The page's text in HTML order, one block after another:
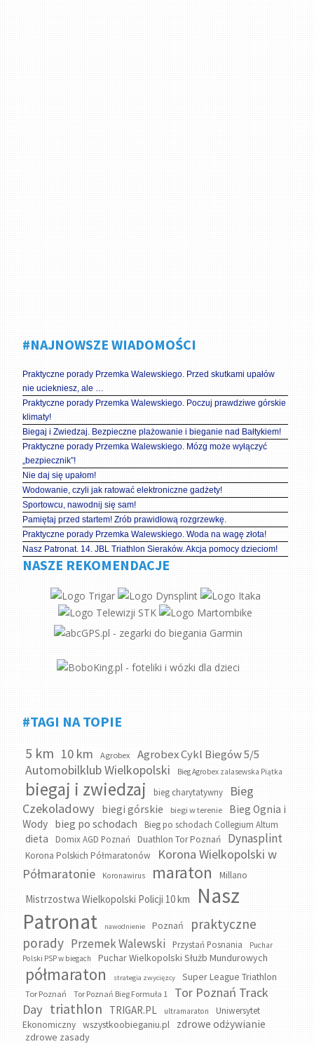
#NAJNOWSZE WIADOMOŚCI
Praktyczne porady Przemka Walewskiego. Przed skutkami upałów
nie uciekniesz, ale …
Praktyczne porady Przemka Walewskiego. Poczuj prawdziwe górskie
klimaty!
Biegaj i Zwiedzaj. Bezpieczne plażowanie i bieganie nad Bałtykiem!
Praktyczne porady Przemka Walewskiego. Mózg może wyłączyć
„bezpiecznik”!
Nie daj się upałom!
Wodowanie, czyli jak ratować elektroniczne gadżety!
Sportowcu, nawodnij się sam!
Pamiętaj przed startem! Zrób prawidłową rozgrzewkę.
Praktyczne porady Przemka Walewskiego. Woda na wagę złota!
Nasz Patronat. 14. JBL Triathlon Sieraków. Akcja pomocy dzieciom!
NASZE REKOMENDACJE
#TAGI NA TOPIE
5 km 10 km Agrobex Agrobex Cykl Biegów 5/5
Automobilklub Wielkopolski Bieg Agrobex zalasewska Piątka
biegaj i zwiedzaj bieg charytatywny
Bieg
Czekoladowy
biegi górskie biegi w terenie
Bieg Ognia i
Wody bieg po schodach Bieg po schodach Collegium Altum
dieta Domix AGD Poznań Duathlon Tor Poznań Dynasplint
Korona Polskich Półmaratonów
Korona Wielkopolski w
Półmaratonie
Koronawirus maraton Millano
Mistrzostwa Wielkopolski Policji 10 km
Nasz
Patronat
nawodnienie Poznań
praktyczne
porady Przemek Walewski Przystań Posnania
Puchar
Polski PSP w biegach
Puchar Wielkopolski Służb Mundurowych
półmaraton strategia zwycięzcy Super League Triathlon
Tor Poznań Tor Poznań Bieg Formuła 1
Tor Poznań Track
Day triathlon TRIGAR.PL ultramaraton
Uniwersytet
Ekonomiczny
wszystkoobieganiu.pl zdrowe odżywianie
zdrowe zasady